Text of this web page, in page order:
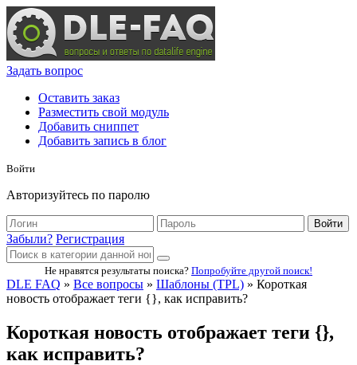
Задать вопрос
Оставить заказ
Разместить свой модуль
Добавить сниппет
Добавить запись в блог
Войти
Авторизуйтесь по паролю
Войти
Забыли? Регистрация
Не нравятся результаты поиска? Попробуйте другой поиск!
DLE FAQ » Все вопросы » Шаблоны (TPL) » Короткая
новость отображает теги {}, как исправить?
Короткая новость отображает теги {},
как исправить?